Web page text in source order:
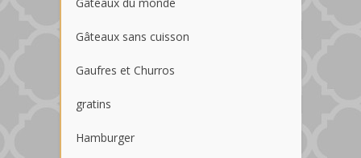
Gâteaux sans cuisson
Gaufres et Churros
gratins
Hamburger